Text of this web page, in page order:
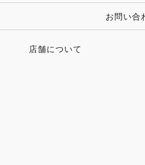
お問い合
店舗について